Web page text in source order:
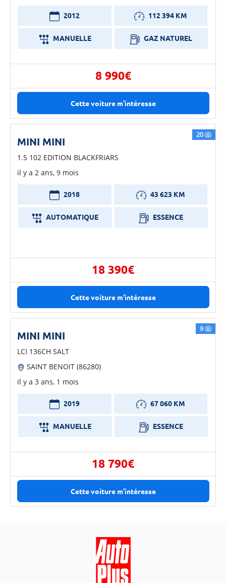
2012 112 394 KM
MANUELLE GAZ NATUREL
8 990€
Cette voiture m'intéresse
20
MINI MINI
1.5 102 EDITION BLACKFRIARS
il y a 2 ans, 9 mois
2018 43 623 KM
AUTOMATIQUE ESSENCE
18 390€
Cette voiture m'intéresse
9
MINI MINI
LCI 136CH SALT
SAINT BENOIT (86280)
il y a 3 ans, 1 mois
2019 67 060 KM
MANUELLE ESSENCE
18 790€
Cette voiture m'intéresse